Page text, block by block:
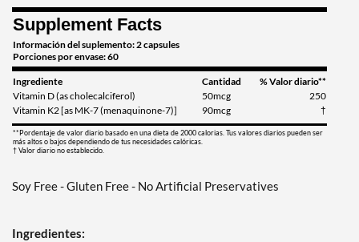
Supplement Facts
Información del suplemento: 2 capsules
Porciones por envase: 60
Ingrediente Cantidad
% Valor diario**
Vitamin D (as cholecalciferol)
50mcg
250
Vitamin K2 [as MK-7 (menaquinone-7)]
90mcg †
**Pordentaje de valor diario basado en una dieta de 2000 calorias. Tus valores diarios pueden ser
más altos o bajos dependiendo de tus necesidades calóricas.
† Valor diario no establecido.
Soy Free - Gluten Free - No Artificial Preservatives
Ingredientes: